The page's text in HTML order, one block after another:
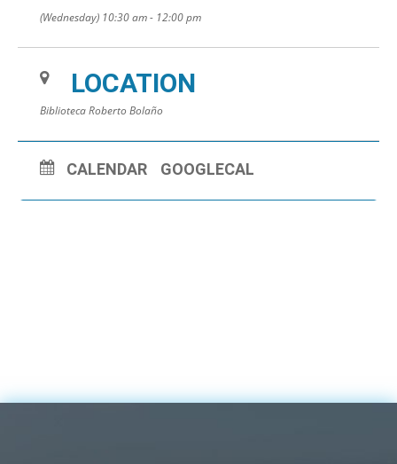
(Wednesday) 10:30 am - 12:00 pm
LOCATION
Biblioteca Roberto Bolaño
CALENDAR GOOGLECAL